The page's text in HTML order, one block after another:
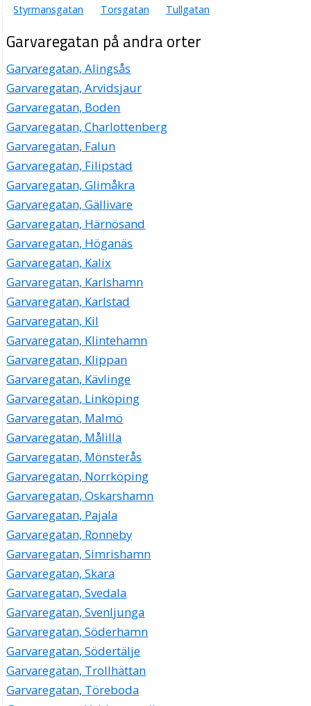
Styrmansgatan
Torsgatan Tullgatan
Garvaregatan på andra orter
Garvaregatan, Alingsås
Garvaregatan, Arvidsjaur
Garvaregatan, Boden
Garvaregatan, Charlottenberg
Garvaregatan, Falun
Garvaregatan, Filipstad
Garvaregatan, Glimåkra
Garvaregatan, Gällivare
Garvaregatan, Härnösand
Garvaregatan, Höganäs
Garvaregatan, Kalix
Garvaregatan, Karlshamn
Garvaregatan, Karlstad
Garvaregatan, Kil
Garvaregatan, Klintehamn
Garvaregatan, Klippan
Garvaregatan, Kävlinge
Garvaregatan, Linköping
Garvaregatan, Malmö
Garvaregatan, Målilla
Garvaregatan, Mönsterås
Garvaregatan, Norrköping
Garvaregatan, Oskarshamn
Garvaregatan, Pajala
Garvaregatan, Ronneby
Garvaregatan, Simrishamn
Garvaregatan, Skara
Garvaregatan, Svedala
Garvaregatan, Svenljunga
Garvaregatan, Söderhamn
Garvaregatan, Södertälje
Garvaregatan, Trollhättan
Garvaregatan, Töreboda